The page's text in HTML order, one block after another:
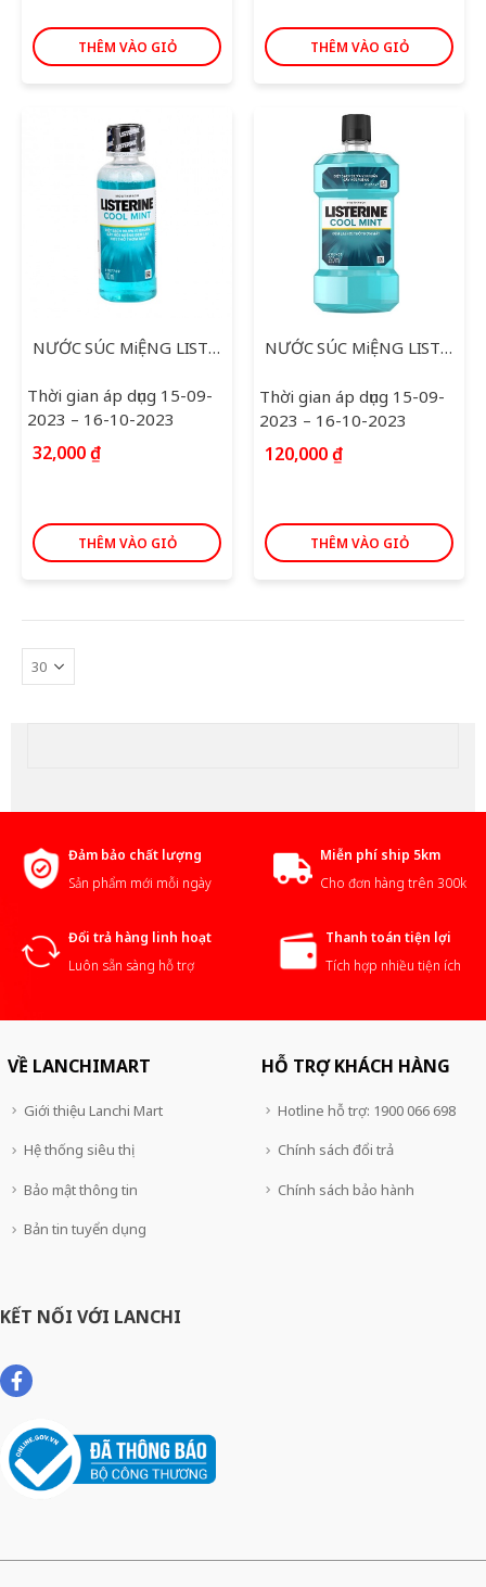
THÊM VÀO GIỎ THÊM VÀO GIỎ
NƯỚC SÚC MiỆNG LISTERINE COOL MINT 100ML
Thời gian áp dụng 15-09-
2023 – 16-10-2023
32,000₫
THÊM VÀO GIỎ
NƯỚC SÚC MiỆNG LISTERINE COOLMINT 500ML
Thời gian áp dụng 15-09-
2023 – 16-10-2023
120,000₫
THÊM VÀO GIỎ
Đảm bảo chất lượng
Sản phẩm mới mỗi ngày
Miễn phí ship 5km
Cho đơn hàng trên 300k
Đổi trả hàng linh hoạt
Luôn sẵn sàng hỗ trợ
Thanh toán tiện lợi
Tích hợp nhiều tiện ích
VỀ LANCHIMART
Giới thiệu Lanchi Mart
Hệ thống siêu thị
Bảo mật thông tin
Bản tin tuyển dụng
HỖ TRỢ KHÁCH HÀNG
Hotline hỗ trợ: 1900 066 698
Chính sách đổi trả
Chính sách bảo hành
KẾT NỐI VỚI LANCHI